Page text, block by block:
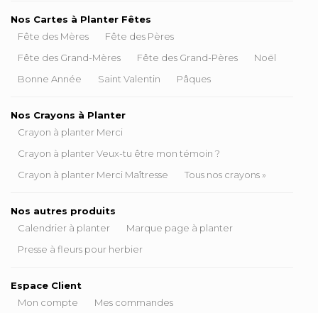
Nos Cartes à Planter Fêtes
Fête des Mères
Fête des Pères
Fête des Grand-Mères
Fête des Grand-Pères
Noël
Bonne Année
Saint Valentin Pâques
Nos Crayons à Planter
Crayon à planter Merci
Crayon à planter Veux-tu être mon témoin ?
Crayon à planter Merci Maîtresse
Tous nos crayons »
Nos autres produits
Calendrier à planter
Marque page à planter
Presse à fleurs pour herbier
Espace Client
Mon compte
Mes commandes